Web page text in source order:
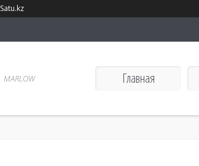
MARLOW Главная